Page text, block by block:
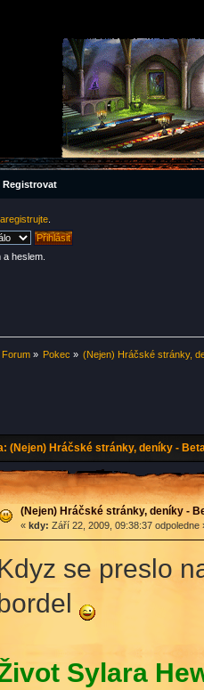
Registrovat
heslem.
» Pokec » (Nejen) Hráčské stránky,
(Nejen) Hráčské stránky, deníky -
(Nejen) Hráčské stránky, deníky -
« kdy: Září 22, 2009, 09:38:37 odpoledne
se preslo
Sylara